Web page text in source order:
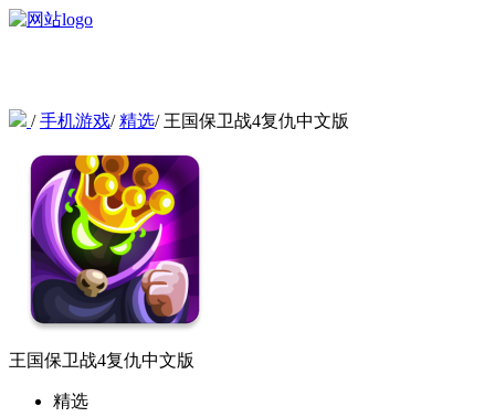
/手机游戏/精选/ 王国保卫战4复仇中文版
王国保卫战4复仇中文版
精选